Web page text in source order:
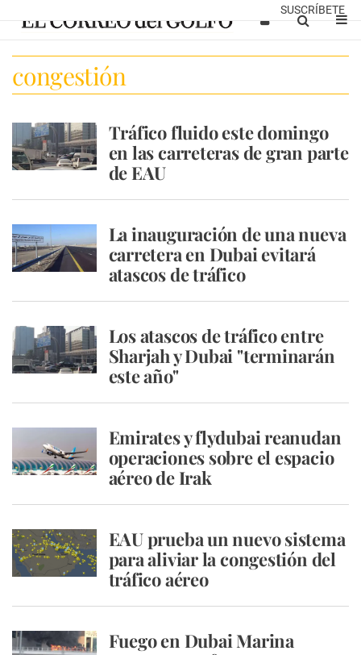
SUSCRÍBETE
congestión
Tráfico fluido este domingo
en las carreteras de gran parte
de EAU
La inauguración de una nueva
carretera en Dubai evitará
atascos de tráfico
Los atascos de tráfico entre
Sharjah y Dubai "terminarán
este año"
Emirates y flydubai reanudan
operaciones sobre el espacio
aéreo de Irak
EAU prueba un nuevo sistema
para aliviar la congestión del
tráfico aéreo
Fuego en Dubai Marina